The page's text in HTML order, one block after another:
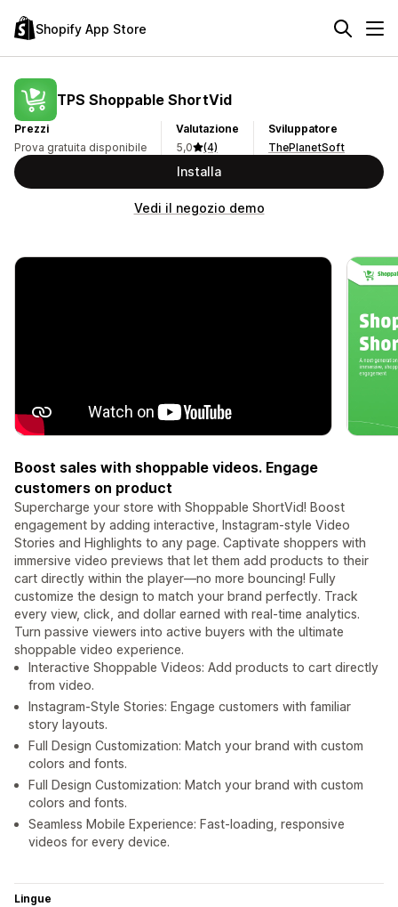
Shopify App Store
TPS Shoppable ShortVid
Prezzi
Prova gratuita disponibile
Valutazione
5,0
(4)
Sviluppatore
ThePlanetSoft
Installa
Vedi il negozio demo
Boost sales with shoppable videos. Engage
customers on product
Supercharge your store with Shoppable ShortVid! Boost
engagement by adding interactive, Instagram-style Video
Stories and Highlights to any page. Captivate shoppers with
immersive video previews that let them add products to their
cart directly within the player—no more bouncing! Fully
customize the design to match your brand perfectly. Track
every view, click, and dollar earned with real-time analytics.
Turn passive viewers into active buyers with the ultimate
shoppable video experience.
Interactive Shoppable Videos: Add products to cart directly
from video.
Instagram-Style Stories: Engage customers with familiar
story layouts.
Full Design Customization: Match your brand with custom
colors and fonts.
Full Design Customization: Match your brand with custom
colors and fonts.
Seamless Mobile Experience: Fast-loading, responsive
videos for every device.
Lingue